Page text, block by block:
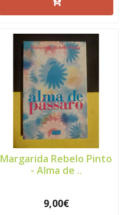
Margarida Rebelo Pinto
- Alma de ..
9,00€